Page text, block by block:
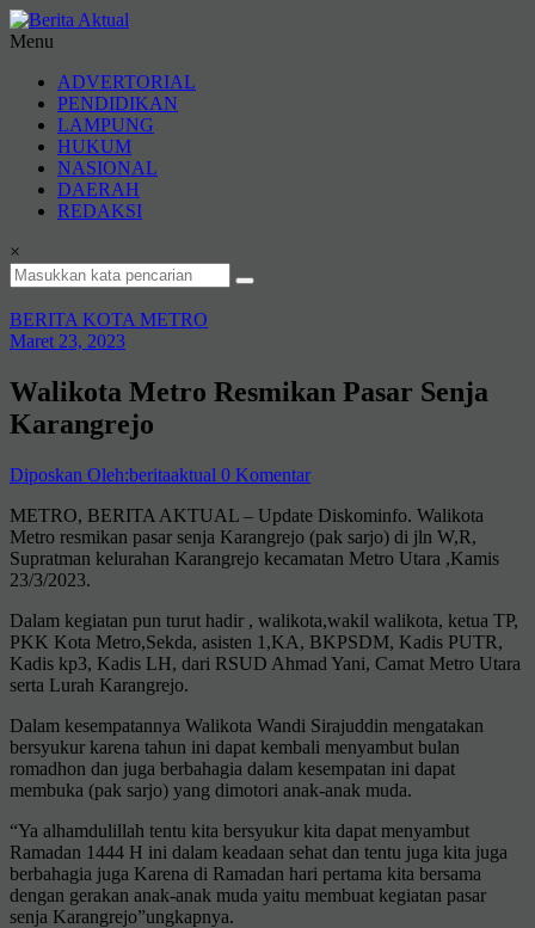
Lompat
ke
Aktual
terpercaya
Menu
ADVERTORIAL
PENDIDIKAN
LAMPUNG
HUKUM
NASIONAL
DAERAH
REDAKSI
×
BERITA KOTA METRO
Maret 23, 2023
Walikota Metro Resmikan Pasar Senja
Karangrejo
Diposkan Oleh:beritaaktual 0 Komentar
METRO, BERITA AKTUAL – Update Diskominfo. Walikota
Metro resmikan pasar senja Karangrejo (pak sarjo) di jln W,R,
Supratman kelurahan Karangrejo kecamatan Metro Utara ,Kamis
23/3/2023.
Dalam kegiatan pun turut hadir , walikota,wakil walikota, ketua TP,
PKK Kota Metro,Sekda, asisten 1,KA, BKPSDM, Kadis PUTR,
Kadis kp3, Kadis LH, dari RSUD Ahmad Yani, Camat Metro Utara
serta Lurah Karangrejo.
Dalam kesempatannya Walikota Wandi Sirajuddin mengatakan
bersyukur karena tahun ini dapat kembali menyambut bulan
romadhon dan juga berbahagia dalam kesempatan ini dapat
membuka (pak sarjo) yang dimotori anak-anak muda.
“Ya alhamdulillah tentu kita bersyukur kita dapat menyambut
Ramadan 1444 H ini dalam keadaan sehat dan tentu juga kita juga
berbahagia juga Karena di Ramadan hari pertama kita bersama
dengan gerakan anak-anak muda yaitu membuat kegiatan pasar
senja Karangrejo”ungkapnya.